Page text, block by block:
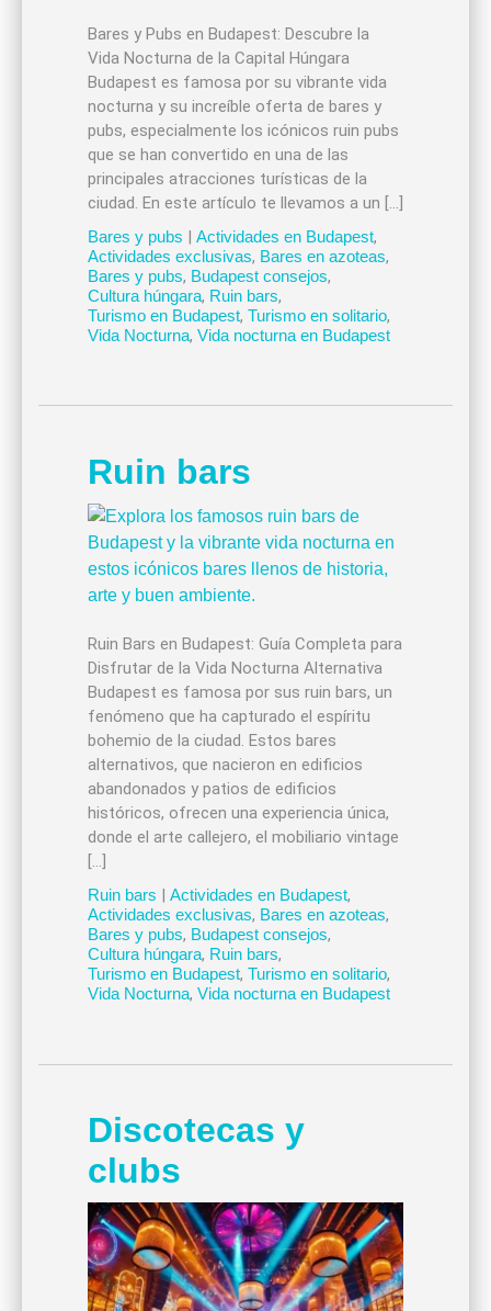
Bares y Pubs en Budapest: Descubre la
Vida Nocturna de la Capital Húngara
Budapest es famosa por su vibrante vida
nocturna y su increíble oferta de bares y
pubs, especialmente los icónicos ruin pubs
que se han convertido en una de las
principales atracciones turísticas de la
ciudad. En este artículo te llevamos a un […]
Bares y pubs | Actividades en Budapest,
Actividades exclusivas, Bares en azoteas,
Bares y pubs, Budapest consejos,
Cultura húngara, Ruin bars,
Turismo en Budapest, Turismo en solitario,
Vida Nocturna, Vida nocturna en Budapest
Ruin bars
Ruin Bars en Budapest: Guía Completa para
Disfrutar de la Vida Nocturna Alternativa
Budapest es famosa por sus ruin bars, un
fenómeno que ha capturado el espíritu
bohemio de la ciudad. Estos bares
alternativos, que nacieron en edificios
abandonados y patios de edificios
históricos, ofrecen una experiencia única,
donde el arte callejero, el mobiliario vintage
[…]
Ruin bars | Actividades en Budapest,
Actividades exclusivas, Bares en azoteas,
Bares y pubs, Budapest consejos,
Cultura húngara, Ruin bars,
Turismo en Budapest, Turismo en solitario,
Vida Nocturna, Vida nocturna en Budapest
Discotecas y
clubs